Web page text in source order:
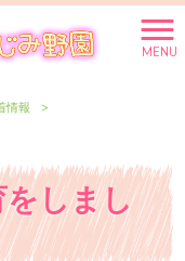
MENU
情報
>
しまし